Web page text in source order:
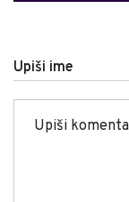
Upiši ime